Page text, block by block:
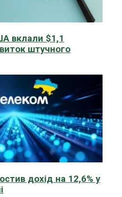
вклали $1,1
штучного
дохід на 12,6% у